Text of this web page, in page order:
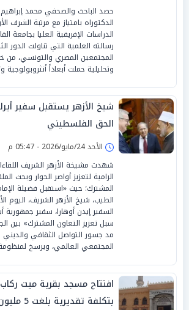
حصد الباحث والصحفي محمد
الدكتوراه بامتياز مع مرتبة الشرف
الدراسات الإفريقية العليا بجامعة
رسالته العلمية التي تناولت الدور
المجتمعين المصري والتونسي، من
وتحليلية حملت أبعاداً
شيخ الأزهر يستقبل سفير
الحق الفلسطيني
الأحد 24/مايو/2026 - 05:47 م
شهدت مشيخة الأزهر الشريف
الرامية لتعزيز أواصر الحوار وبحث
المشترك؛ حيث «استقبل فضيلة
الطيب، شيخ الأزهر الشريف، اليوم
السفير إيدن أوهارا، سفير جمهورية
سبل تعزيز التعاون المشترك» بين
مد جسور التواصل الثقافي والديني
المجتمعي العالمي، ويرسخ
افتتاح مسجد بقرية ميت
بتكلفة تقديرية بلغت 5 مليون جنيهاً